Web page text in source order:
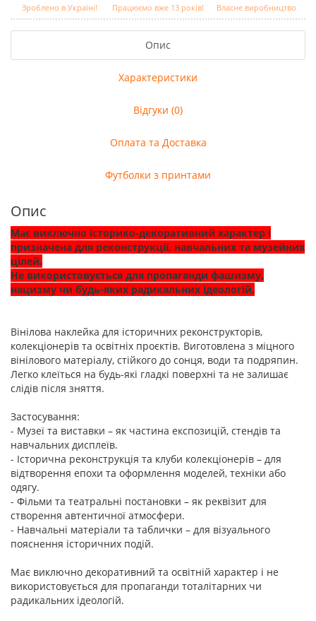
Зроблено в Україні! Працюємо вже 13 років! Власне виробництво
Опис
Характеристики
Відгуки (0)
Оплата та Доставка
Футболки з принтами
Опис
Має виключно історико-декоративний характер і
призначена для реконструкції, навчальних та музейних
цілей.
Не використовується для пропаганди фашизму,
нацизму чи будь-яких радикальних ідеологій.
Вінілова наклейка для історичних реконструкторів,
колекціонерів та освітніх проєктів. Виготовлена з міцного
вінілового матеріалу, стійкого до сонця, води та подряпин.
Легко клеїться на будь-які гладкі поверхні та не залишає
слідів після зняття.
Застосування:
- Музеї та виставки – як частина експозицій, стендів та
навчальних дисплеїв.
- Історична реконструкція та клуби колекціонерів – для
відтворення епохи та оформлення моделей, техніки або
одягу.
- Фільми та театральні постановки – як реквізит для
створення автентичної атмосфери.
- Навчальні матеріали та таблички – для візуального
пояснення історичних подій.
Має виключно декоративний та освітній характер і не
використовується для пропаганди тоталітарних чи
радикальних ідеологій.